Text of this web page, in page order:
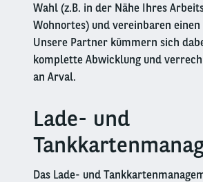
Wahl (z.B. in der Nähe Ihres
Wohnortes) und vereinbaren einen
Unsere Partner kümmern sich
komplette Abwicklung und
an Arval.
columnLade- und
Das Lade- und